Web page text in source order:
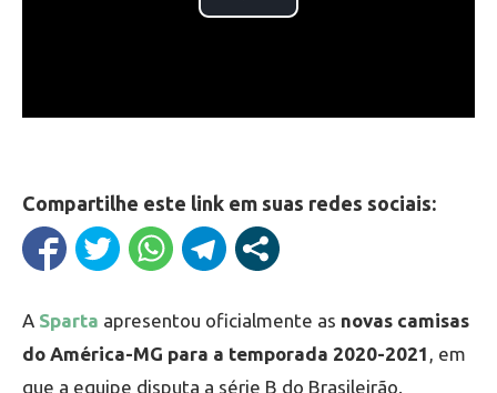
Compartilhe este link em suas redes sociais:
A Sparta apresentou oficialmente as novas camisas
do América-MG para a temporada 2020-2021 , em
que a equipe disputa a série B do Brasileirão.